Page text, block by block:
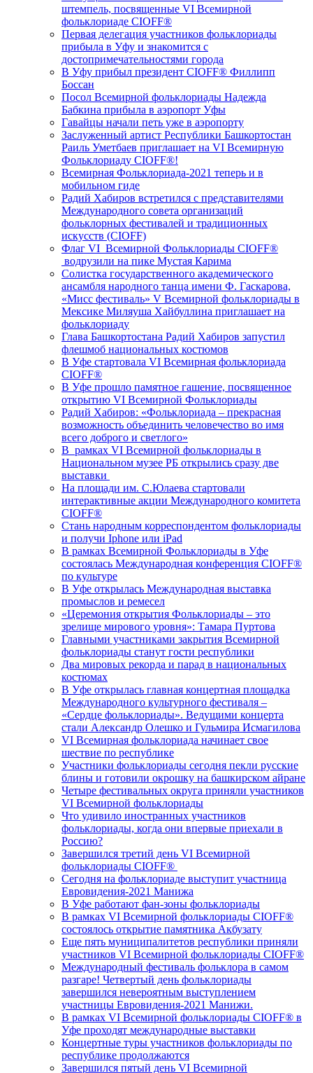
штемпель, посвященные VI Всемирной
фольклориаде CIOFF®️
Первая делегация участников фольклориады
прибыла в Уфу и знакомится с
достопримечательностями города
В Уфу прибыл президент CIOFF®️ Филлипп
Боссан
Посол Всемирной фольклориады Надежда
Бабкина прибыла в аэропорт Уфы
Гавайцы начали петь уже в аэропорту
Заслуженный артист Республики Башкортостан
Раиль Уметбаев приглашает на VI Всемирную
Фольклориаду CIOFF®️!
Всемирная Фольклориада-2021 теперь и в
мобильном гиде
Радий Хабиров встретился с представителями
Международного совета организаций
фольклорных фестивалей и традиционных
искусств (CIOFF)
Флаг VI Всемирной Фольклориады CIOFF®️
водрузили на пике Мустая Карима
Солистка государственного академического
ансамбля народного танца имени Ф. Гаскарова,
«Мисс фестиваль» V Всемирной фольклориады в
Мексике Миляуша Хайбуллина приглашает на
фольклориаду
Глава Башкортостана Радий Хабиров запустил
флешмоб национальных костюмов
В Уфе стартовала VI Всемирная фольклориада
CIOFF®️
В Уфе прошло памятное гашение, посвященное
открытию VI Всемирной Фольклориады
Радий Хабиров: «Фольклориада – прекрасная
возможность объединить человечество во имя
всего доброго и светлого»
В рамках VI Всемирной фольклориады в
Национальном музее РБ открылись сразу две
выставки
На площади им. С.Юлаева стартовали
интерактивные акции Международного комитета
CIOFF®️
Стань народным корреспондентом фольклориады
и получи Iphone или iPad
В рамках Всемирной Фольклориады в Уфе
состоялась Международная конференция CIOFF®️
по культуре
В Уфе открылась Международная выставка
промыслов и ремесел
«Церемония открытия Фольклориады – это
зрелище мирового уровня»: Тамара Пуртова
Главными участниками закрытия Всемирной
фольклориады станут гости республики
Два мировых рекорда и парад в национальных
костюмах
В Уфе открылась главная концертная площадка
Международного культурного фестиваля –
«Сердце фольклориады». Ведущими концерта
стали Александр Олешко и Гульмира Исмагилова
VI Всемирная фольклориада начинает свое
шествие по республике
Участники фольклориады сегодня пекли русские
блины и готовили окрошку на башкирском айране
Четыре фестивальных округа приняли участников
VI Всемирной фольклориады
Что удивило иностранных участников
фольклориады, когда они впервые приехали в
Россию?
Завершился третий день VI Всемирной
фольклориады CIOFF®️
Сегодня на фольклориаде выступит участница
Евровидения-2021 Манижа
В Уфе работают фан-зоны фольклориады
В рамках VI Всемирной фольклориады CIOFF®️
состоялось открытие памятника Акбузату
Еще пять муниципалитетов республики приняли
участников VI Всемирной фольклориады CIOFF®️
Международный фестиваль фольклора в самом
разгаре! Четвертый день фольклориады
завершился невероятным выступлением
участницы Евровидения-2021 Манижи.
В рамках VI Всемирной фольклориады CIOFF®️ в
Уфе проходят международные выставки
Концертные туры участников фольклориады по
республике продолжаются
Завершился пятый день VI Всемирной